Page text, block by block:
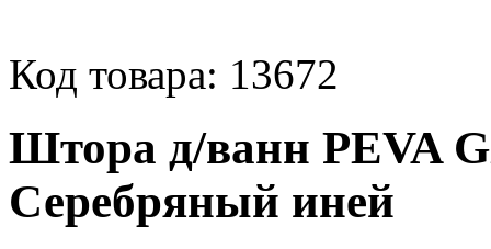
Код товара: 13672
Штора д/ванн PEVA
Серебряный иней